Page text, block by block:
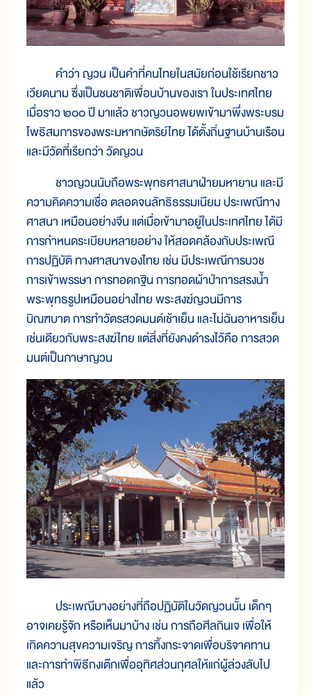
คำว่า ญวน เป็นคำที่คนไทยในสมัยก่อนใช้เรียกชาว
เวียดนาม ซึ่งเป็นชนชาติเพื่อนบ้านของเรา ในประเทศไทย
เมื่อราว ๒๐๐ ปี มาแล้ว ชาวญวนอพยพเข้ามาพึ่งพระบรม
โพธิสมภารของพระมหากษัตริย์ไทย ได้ตั้งถิ่นฐานบ้านเรือน
และมีวัดที่เรียกว่า วัดญวน
ชาวญวนนับถือพระพุทธศาสนาฝ่ายมหายาน และมี
ความคิดความเชื่อ ตลอดจนลัทธิธรรมเนียม ประเพณีทาง
ศาสนา เหมือนอย่างจีน แต่เมื่อเข้ามาอยู่ในประเทศไทย ได้มี
การกำหนดระเบียบหลายอย่าง ให้สอดคล้องกับประเพณี
การปฏิบัติ ทางศาสนาของไทย เช่น มีประเพณีการบวช
การเข้าพรรษา การทอดกฐิน การทอดผ้าป่าการสรงน้ำ
พระพุทธรูปเหมือนอย่างไทย พระสงฆ์ญวนมีการ
บิณฑบาต การทำวัตรสวดมนต์เช้าเย็น และไม่ฉันอาหารเย็น
เช่นเดียวกับพระสงฆ์ไทย แต่สิ่งที่ยังคงดำรงไว้คือ การสวด
มนต์เป็นภาษาญวน
ประเพณีบางอย่างที่ถือปฏิบัติในวัดญวนนั้น เด็กๆ
อาจเคยรู้จัก หรือเห็นมาบ้าง เช่น การถือศีลกินเจ เพื่อให้
เกิดความสุขความเจริญ การทิ้งกระจาดเพื่อบริจาคทาน
และการทำพิธีกงเต๊กเพื่ออุทิศส่วนกุศลให้แก่ผู้ล่วงลับไป
แล้ว